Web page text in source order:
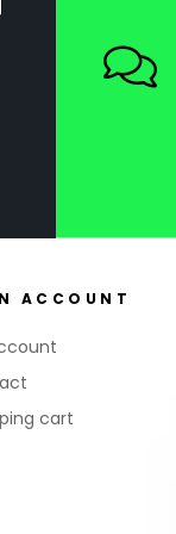
ACCOUNT
cart